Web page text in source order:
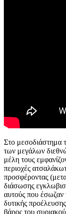
Στο μεσοδιάστημα
των μεγάλων
μέλη τους
περιοχές
προσφέροντας
διάσωσης
αυτούς που έσωζαν
δυτικής
βάρος του